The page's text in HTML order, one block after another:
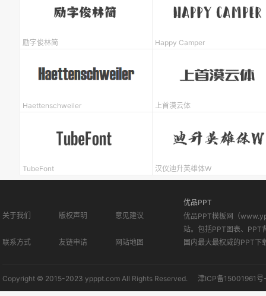
励字俊林简 Happy Camper
Haettenschweiler 上首漠云体
TubeFont 汉仪迪升英雄体W
关于我们 版权声明 意见建议
联系方式 友链申请 网站地图
优品PPT
优品PPT模板网（
站。包括PPT图表、PPT
国内最大最权威的PPT下
Copyright © 2015-2023 ypppt.com All Rights Reserved. 津ICP备15001961号